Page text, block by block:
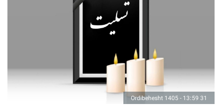
31 Ordibehesht 1405 - 13:59